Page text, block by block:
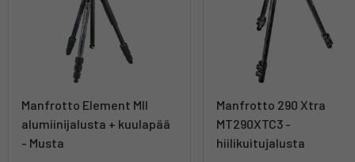
Manfrotto Element MII
alumiinijalusta + kuulapää
- Musta
Manfrotto 290 Xtra
MT290XTC3 -
hiilikuitujalusta